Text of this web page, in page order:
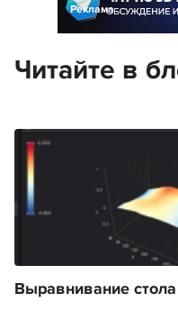
Реклама
Читайте в
Выравнивание